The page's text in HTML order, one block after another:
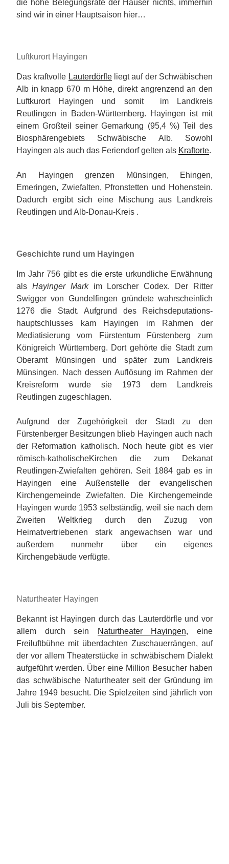
die hohe Belegungsrate der Häuser nichts, immerhin
sind wir in einer Hauptsaison hier…
Luftkurort Hayingen
Das kraftvolle Lauterdörfleliegt auf der Schwäbischen
Alb in knapp 670 m Höhe, direkt angrenzend an den
Luftkurort Hayingen und somit im Landkreis
Reutlingen in Baden-Württemberg. Hayingen ist mit
einem Großteil seiner Gemarkung (95,4 %) Teil des
Biosphärengebiets Schwäbische Alb. Sowohl
Hayingen als auch das Feriendorf gelten als Kraftorte.
An Hayingen grenzen Münsingen, Ehingen,
Emeringen, Zwiefalten, Pfronstetten und Hohenstein.
Dadurch ergibt sich eine Mischung aus Landkreis
Reutlingen und Alb-Donau-Kreis .
Geschichte rund um Hayingen
Im Jahr 756 gibt es die erste urkundliche Erwähnung
als Hayinger Markim Lorscher Codex. Der Ritter
Swigger von Gundelfingen gründete wahrscheinlich
1276 die Stadt. Aufgrund des Reichsdeputations-
hauptschlusses kam Hayingen im Rahmen der
Mediatisierung vom Fürstentum Fürstenberg zum
Königreich Württemberg. Dort gehörte die Stadt zum
Oberamt Münsingen und später zum Landkreis
Münsingen. Nach dessen Auflösung im Rahmen der
Kreisreform wurde sie 1973 dem Landkreis
Reutlingen zugeschlagen.
Aufgrund der Zugehörigkeit der Stadt zu den
Fürstenberger Besitzungen blieb Hayingen auch nach
der Reformation katholisch. Noch heute gibt es vier
römisch-katholischeKirchen die zum Dekanat
Reutlingen-Zwiefalten gehören. Seit 1884 gab es in
Hayingen eine Außenstelle der evangelischen
Kirchengemeinde Zwiefalten. Die Kirchengemeinde
Hayingen wurde 1953 selbständig, weil sie nach dem
Zweiten Weltkrieg durch den Zuzug von
Heimatvertriebenen stark angewachsen war und
außerdem nunmehr über ein eigenes
Kirchengebäude verfügte.
Naturtheater Hayingen
Bekannt ist Hayingen durch das Lauterdörfle und vor
allem durch sein
Naturtheater Hayingen, eine
Freiluftbühne mit überdachten Zuschauerrängen, auf
der vor allem Theaterstücke in schwäbischem Dialekt
aufgeführt werden. Über eine Million Besucher haben
das schwäbische Naturtheater seit der Gründung im
Jahre 1949 besucht. Die Spielzeiten sind jährlich von
Juli bis September.